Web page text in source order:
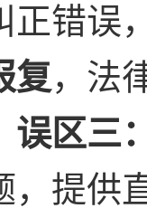
正错误
复，法
误区三
，提供